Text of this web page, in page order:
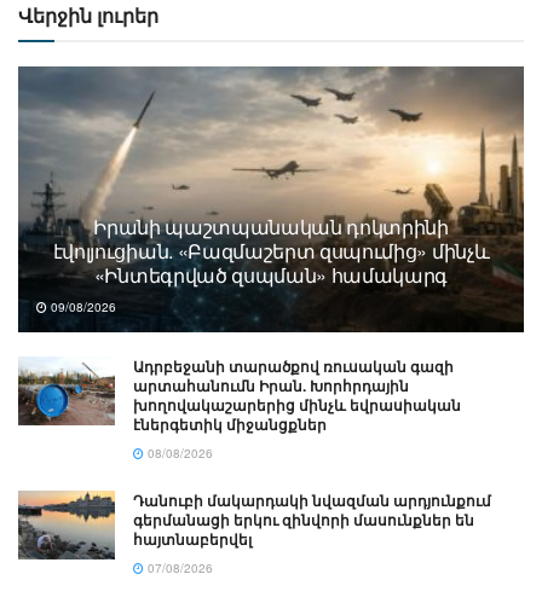
Վերջին լուրեր
Իրանի պաշտպանական դոկտրինի
էվոլյուցիան. «Բազմաշերտ զսպումից» մինչև
«Ինտեգրված զսպման» համակարգ
09/08/2026
Ադրբեջանի տարածքով ռուսական գազի
արտահանումն Իրան. Խորհրդային
խողովակաշարերից մինչև եվրասիական
էներգետիկ միջանցքներ
08/08/2026
Դանուբի մակարդակի նվազման արդյունքում
գերմանացի երկու զինվորի մասունքներ են
հայտնաբերվել
07/08/2026